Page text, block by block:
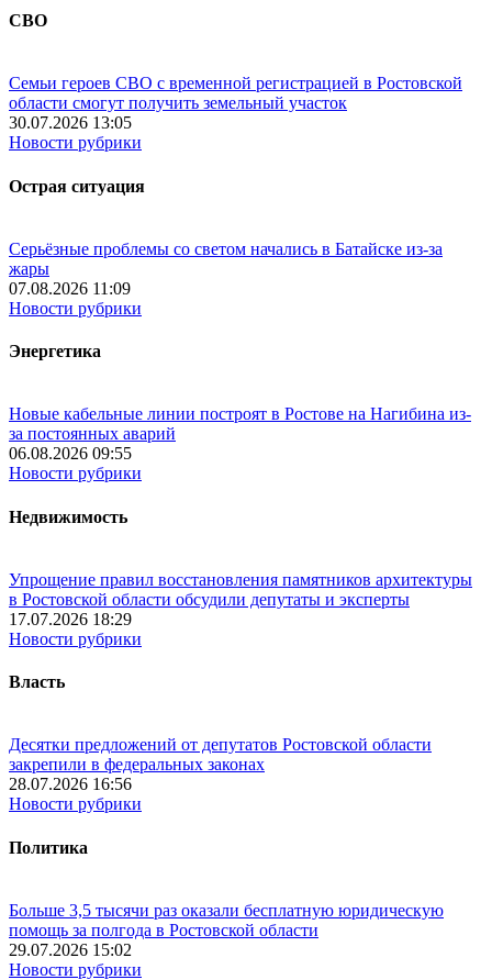
СВО
Семьи героев СВО с временной регистрацией в Ростовской
области смогут получить земельный участок
30.07.2026 13:05
Новости рубрики
Острая ситуация
Серьёзные проблемы со светом начались в Батайске из-за
жары
07.08.2026 11:09
Новости рубрики
Энергетика
Новые кабельные линии построят в Ростове на Нагибина из-
за постоянных аварий
06.08.2026 09:55
Новости рубрики
Недвижимость
Упрощение правил восстановления памятников архитектуры
в Ростовской области обсудили депутаты и эксперты
17.07.2026 18:29
Новости рубрики
Власть
Десятки предложений от депутатов Ростовской области
закрепили в федеральных законах
28.07.2026 16:56
Новости рубрики
Политика
Больше 3,5 тысячи раз оказали бесплатную юридическую
помощь за полгода в Ростовской области
29.07.2026 15:02
Новости рубрики